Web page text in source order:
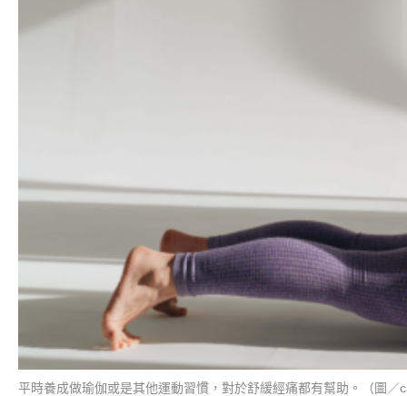
平時養成做瑜伽或是其他運動習慣，對於舒緩經痛都有幫助。（圖／